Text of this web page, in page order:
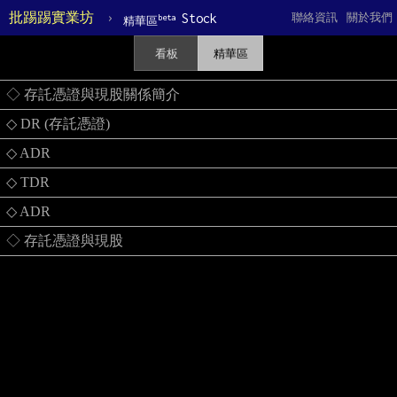
批踢踢實業坊 › 精華區beta Stock 關於我們
聯絡資訊
看板 精華區
◇ 存託憑證與現股關係簡介
◇ DR (存託憑證)
◇ ADR
◇ TDR
◇ ADR
◇ 存託憑證與現股